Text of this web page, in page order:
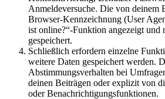
Anmeldeversuche. Die von deinem
Browser-Kennzeichnung (User
ist online?“-Funktion angezeigt und
gespeichert.
Schließlich erfordern einzelne
weitere Daten gespeichert werden.
Abstimmungsverhalten bei
deinen Beiträgen oder explizit von
oder Benachrichtigungsfunktionen.